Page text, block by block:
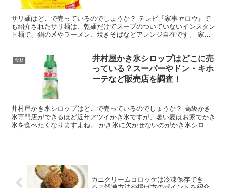
サリ麺はどこで売っているのでしょうか？ テレビ『家事ヤロウ』で
も紹介されたサリ麺は、乾麺だけでスープのついていないインスタン
ト麺で、鍋の〆やラーメン、焼きそばなどアレンジ自在です。 家事
食材
井村屋かき氷シロップはどこに売
っている？スーパーやドン・キホ
ーテなど販売店を調査！
井村屋かき氷シロップはどこで売っているのでしょうか？ 高級かき
氷専門店ができるほど近年アツイかき氷ですが、暑い夏はお家でかき
氷を食べたくなりますよね。 かき氷に欠かせないのがかき氷シロッ
カニクリームコロッケは冷凍保存でき